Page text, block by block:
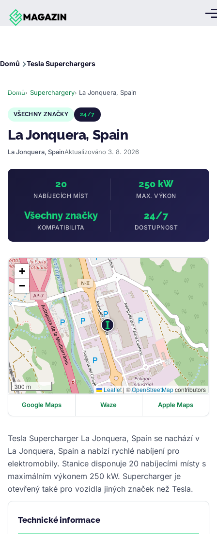
Přejít k hlavnímu obsahu
Domů Tesla Superchargers
Domů Superchargery La Jonquera, Spain
VŠECHNY ZNAČKY 24/7
La Jonquera, Spain
La Jonquera, SpainAktualizováno 3. 8. 2026
20
NABÍJECÍCH MÍST
250 kW
MAX. VÝKON
Všechny značky
KOMPATIBILITA
24/7
DOSTUPNOST
Tesla Supercharger La Jonquera, Spain se nachází v
La Jonquera, Spain a nabízí rychlé nabíjení pro
elektromobily. Stanice disponuje 20 nabíjecími místy s
maximálním výkonem 250 kW. Supercharger je
otevřený také pro vozidla jiných značek než Tesla.
Technické informace
+
−
300 m Leaflet | ©OpenStreetMapcontributors
Google Maps Waze Apple Maps